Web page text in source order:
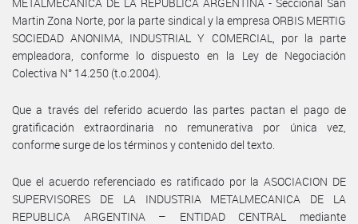
Martin Zona Norte, por la parte sindical y la empresa ORBIS MERTIG
SOCIEDAD ANONIMA, INDUSTRIAL Y COMERCIAL, por la parte
empleadora, conforme lo dispuesto en la Ley de Negociación
Colectiva N° 14.250 (t.o.2004).
Que a través del referido acuerdo las partes pactan el pago de
gratificación extraordinaria no remunerativa por única vez,
conforme surge de los términos y contenido del texto.
Que el acuerdo referenciado es ratificado por la ASOCIACION DE
SUPERVISORES DE LA INDUSTRIA METALMECANICA DE LA
REPUBLICA ARGENTINA – ENTIDAD CENTRAL mediante